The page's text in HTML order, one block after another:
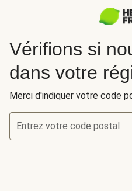
Vérifions si
dans votre
Merci d'indiquer votre code
Entrez votre code postal